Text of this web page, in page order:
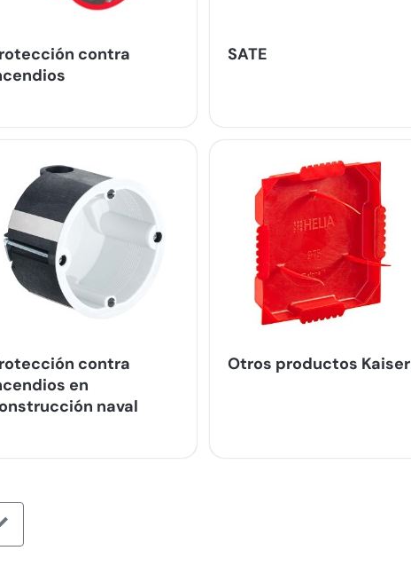
contra
SATE
contra
en
naval
Otros productos Kaiser